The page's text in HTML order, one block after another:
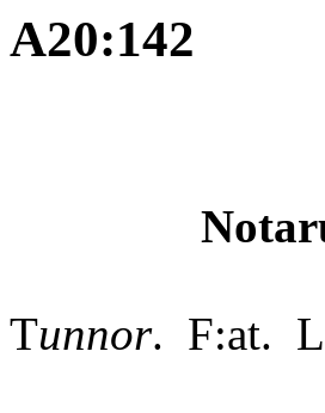
A20:142
Tunnor. F:at.